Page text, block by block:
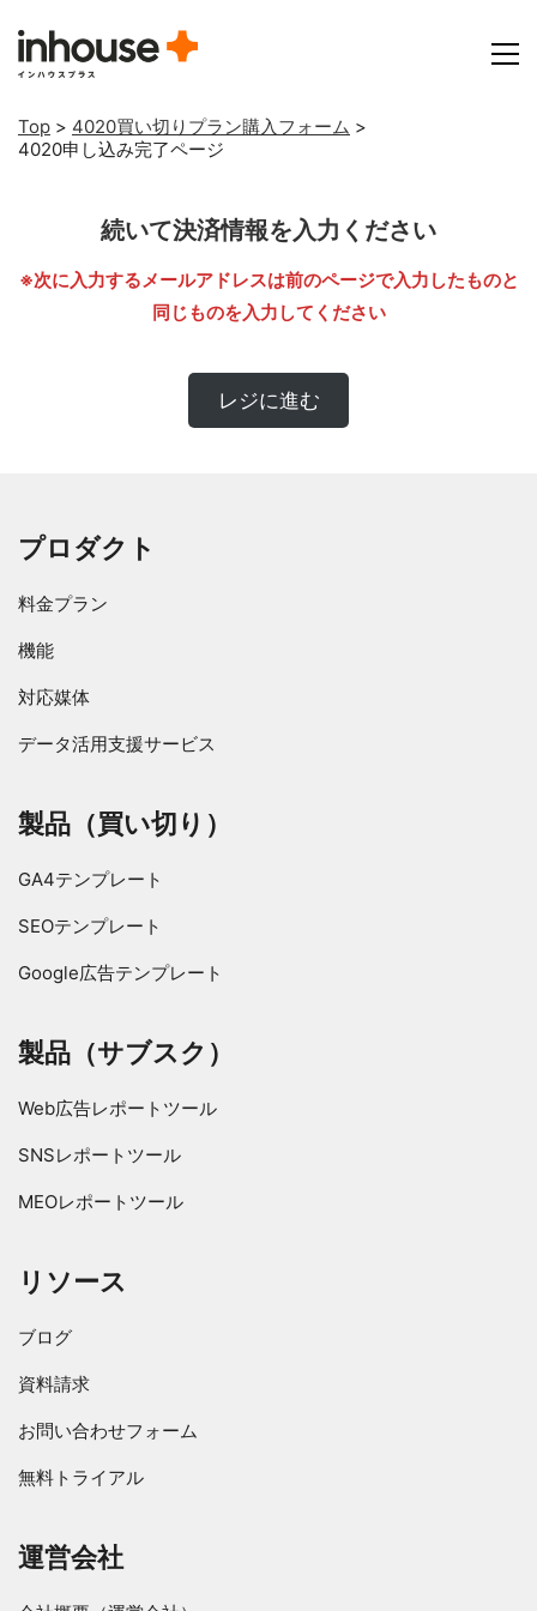
Top > 4020買い切りプラン購入フォーム >
4020申し込み完了ページ
続いて決済情報を入力ください
※次に入力するメールアドレスは前のページで入力したものと
同じものを入力してください
レジに進む
プロダクト
料金プラン
機能
対応媒体
データ活用支援サービス
製品（買い切り）
GA4テンプレート
SEOテンプレート
Google広告テンプレート
製品（サブスク）
Web広告レポートツール
SNSレポートツール
MEOレポートツール
リソース
ブログ
資料請求
お問い合わせフォーム
無料トライアル
運営会社